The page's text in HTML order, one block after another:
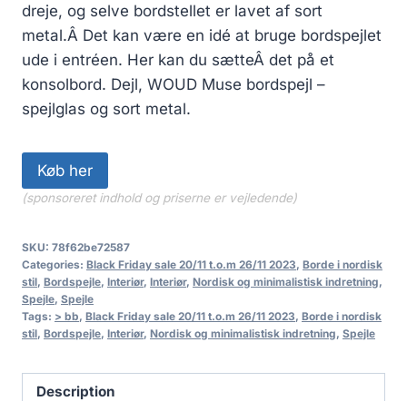
dreje, og selve bordstellet er lavet af sort
metal.Â Det kan være en idé at bruge bordspejlet
ude i entréen. Her kan du sætteÂ det på et
konsolbord. Dejl, WOUD Muse bordspejl –
spejlglas og sort metal.
Køb her
(sponsoreret indhold og priserne er vejledende)
SKU: 78f62be72587
Categories: Black Friday sale 20/11 t.o.m 26/11 2023, Borde i nordisk
stil, Bordspejle, Interiør, Interiør, Nordisk og minimalistisk indretning,
Spejle, Spejle
Tags: > bb, Black Friday sale 20/11 t.o.m 26/11 2023, Borde i nordisk
stil, Bordspejle, Interiør, Nordisk og minimalistisk indretning, Spejle
Description